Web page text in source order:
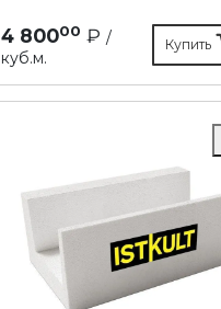
4 80000 ₽ /
куб.м.
Купить